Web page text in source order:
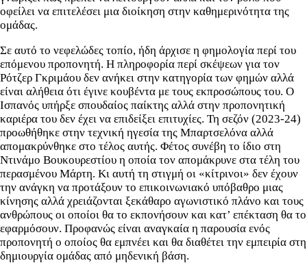
οφείλει να επιτελέσει μια διοίκηση στην καθημερινότητα της
ομάδας.
Σε αυτό το νεφελώδες τοπίο, ήδη άρχισε η φημολογία περί του
επόμενου προπονητή. Η πληροφορία περί σκέψεων για τον
Ρότζερ Γκριμάου δεν ανήκει στην κατηγορία των φημών αλλά
είναι αλήθεια ότι έγινε κουβέντα με τους εκπροσώπους του. Ο
Ισπανός υπήρξε σπουδαίος παίκτης αλλά στην προπονητική
καριέρα του δεν έχει να επιδείξει επιτυχίες. Τη σεζόν (2023-24)
προωθήθηκε στην τεχνική ηγεσία της Μπαρτσελόνα αλλά
απομακρύνθηκε στο τέλος αυτής. Φέτος συνέβη το ίδιο στη
Ντινάμο Βουκουρεστίου η οποία τον απομάκρυνε στα τέλη του
περασμένου Μάρτη. Κι αυτή τη στιγμή οι «κίτρινοι» δεν έχουν
την ανάγκη να προτάξουν το επικοινωνιακό υπόβαθρο μιας
κίνησης αλλά χρειάζονται ξεκάθαρο αγωνιστικό πλάνο και τους
ανθρώπους οι οποίοι θα το εκπονήσουν και κατ’ επέκταση θα το
εφαρμόσουν. Προφανώς είναι αναγκαία η παρουσία ενός
προπονητή ο οποίος θα εμπνέει και θα διαθέτει την εμπειρία στη
δημιουργία ομάδας από μηδενική βάση.